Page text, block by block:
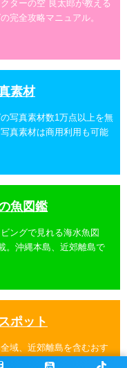
ターの空 良太郎が教える
完全攻略マニュアル。
素材
写真素材数1万点以上を無
真素材は商用利用も可能
魚図鑑
ングで見れる海水魚図
。沖縄本島、近郊離島で
ポット
域、近郊離島を含むおす
ダイビングポイント。